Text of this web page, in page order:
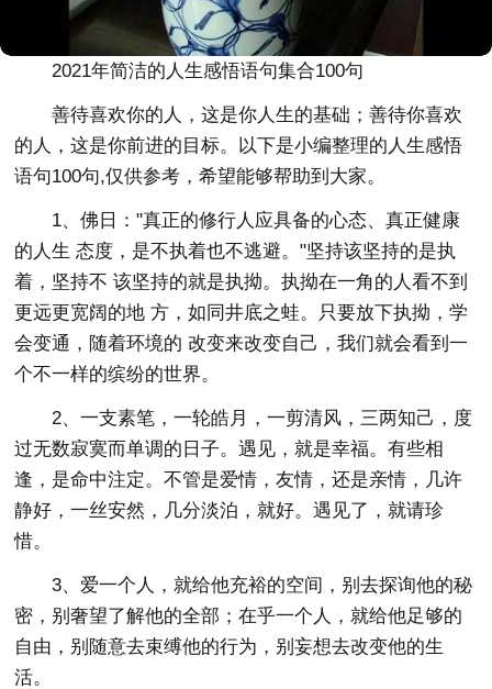
2021年简洁的人生感悟语句集合100句
善待喜欢你的人，这是你人生的基础；善待你喜欢
的人，这是你前进的目标。以下是小编整理的人生感悟
语句100句,仅供参考，希望能够帮助到大家。
1、佛日："真正的修行人应具备的心态、真正健康
的人生 态度，是不执着也不逃避。"坚持该坚持的是执
着，坚持不 该坚持的就是执拗。执拗在一角的人看不到
更远更宽阔的地 方，如同井底之蛙。只要放下执拗，学
会变通，随着环境的 改变来改变自己，我们就会看到一
个不一样的缤纷的世界。
2、一支素笔，一轮皓月，一剪清风，三两知己，度
过无数寂寞而单调的日子。遇见，就是幸福。有些相
逢，是命中注定。不管是爱情，友情，还是亲情，几许
静好，一丝安然，几分淡泊，就好。遇见了，就请珍
惜。
3、爱一个人，就给他充裕的空间，别去探询他的秘
密，别奢望了解他的全部；在乎一个人，就给他足够的
自由，别随意去束缚他的行为，别妄想去改变他的生
活。